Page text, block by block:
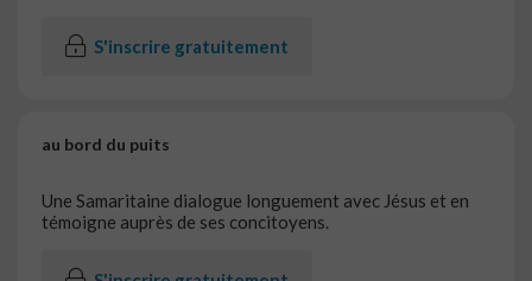
S'inscrire gratuitement
au bord du puits
Une Samaritaine dialogue longuement avec Jésus et en
témoigne auprès de ses concitoyens.